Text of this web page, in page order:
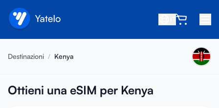
Chi siamo
Destinazioni / Kenya
Ottieni una eSIM per Kenya